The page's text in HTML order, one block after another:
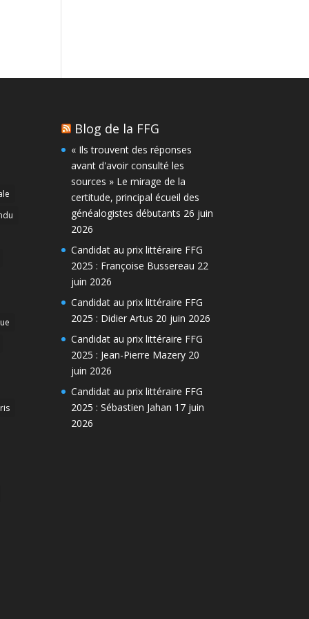
Blog de la FFG
« Ils trouvent des réponses
avant d'avoir consulté les
sources » Le mirage de la
certitude, principal écueil des
généalogistes débutants 26 juin
2026
Candidat au prix littéraire FFG
2025 : Françoise Bussereau 22
juin 2026
Candidat au prix littéraire FFG
2025 : Didier Artus 20 juin 2026
Candidat au prix littéraire FFG
2025 : Jean-Pierre Mazery 20
juin 2026
Candidat au prix littéraire FFG
2025 : Sébastien Jahan 17 juin
2026